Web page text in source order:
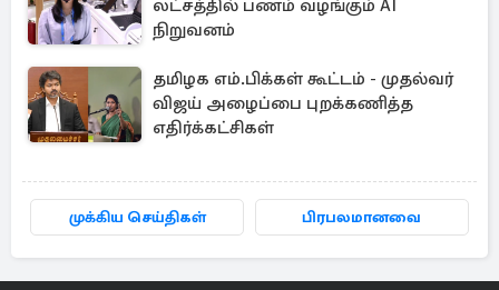
லட்சத்தில் பணம் வழங்கும் AI
நிறுவனம்
தமிழக எம்.பிக்கள் கூட்டம் - முதல்வர்
விஜய் அழைப்பை புறக்கணித்த
எதிர்க்கட்சிகள்
முக்கிய செய்திகள் பிரபலமானவை